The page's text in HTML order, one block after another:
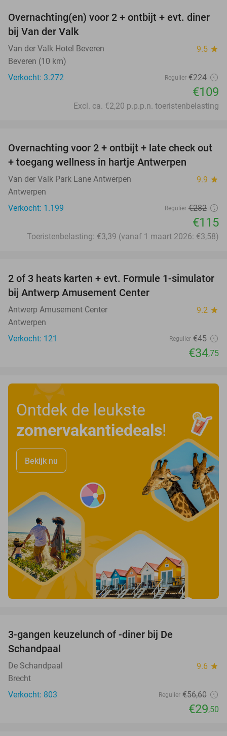
51%
Overnachting(en) voor 2 + ontbijt + evt. diner
bij Van der Valk
Van der Valk Hotel Beveren 9.5 star
Beveren (10 km)
Verkocht: 3.272
Regulier €224
€109
Excl. ca. €2,20 p.p.p.n. toeristenbelasting
59%
Overnachting voor 2 + ontbijt + late check out
+ toegang wellness in hartje Antwerpen
Van der Valk Park Lane Antwerpen 9.9 star
Antwerpen
Verkocht: 1.199
Regulier €282
€115
Toeristenbelasting: €3,39 (vanaf 1 maart 2026: €3,58)
23%
2 of 3 heats karten + evt. Formule 1-simulator
bij Antwerp Amusement Center
Antwerp Amusement Center 9.2 star
Antwerpen
Verkocht: 121
Regulier €45
€34,75
Ontdek de leukste
zomervakantiedeals!
Bekijk nu
3-gangen keuzelunch of -diner bij De
Schandpaal
De Schandpaal 9.6 star
Brecht
Verkocht: 803
Regulier €56,60
€29,50